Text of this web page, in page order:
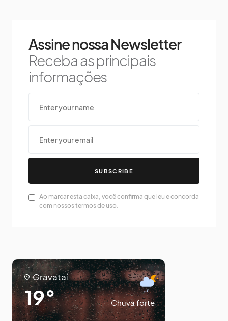
Assine nossa Newsletter
Receba as principais
informações
SUBSCRIBE
Ao marcar esta caixa, você confirma que leu e concorda
com nossos termos de uso.
Gravataí
19° Chuva forte